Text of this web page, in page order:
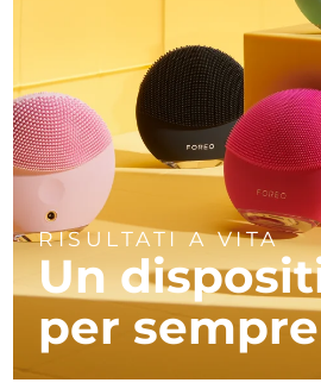
RISULTATI A VITA
Un
per sempre